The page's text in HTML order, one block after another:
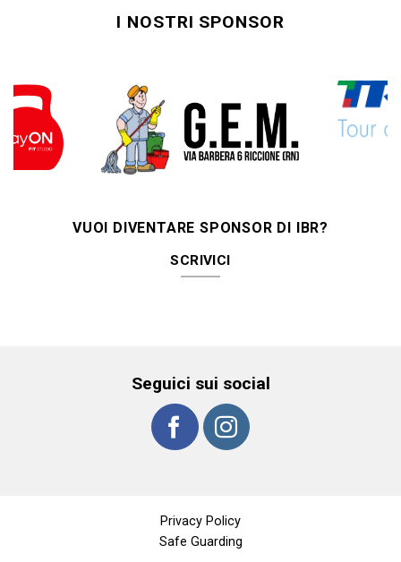
I NOSTRI SPONSOR
VUOI DIVENTARE SPONSOR DI IBR?
SCRIVICI
Seguici sui social
Privacy Policy
Safe Guarding